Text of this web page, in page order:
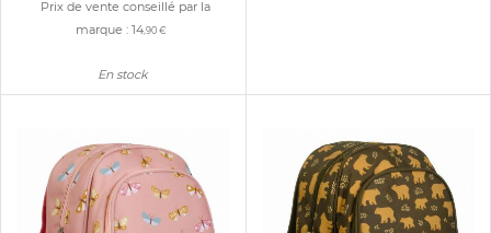
Prix de vente conseillé par la
marque : 14,90 €
En stock